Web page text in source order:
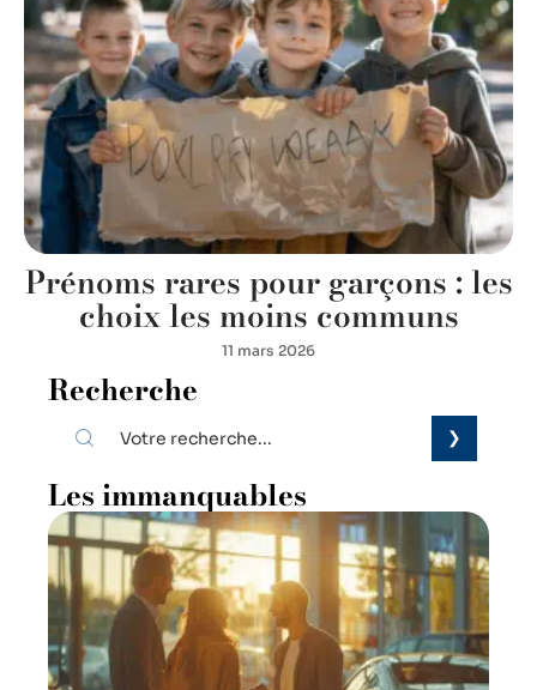
Prénoms rares pour garçons : les
choix les moins communs
11 mars 2026
Recherche
Les immanquables